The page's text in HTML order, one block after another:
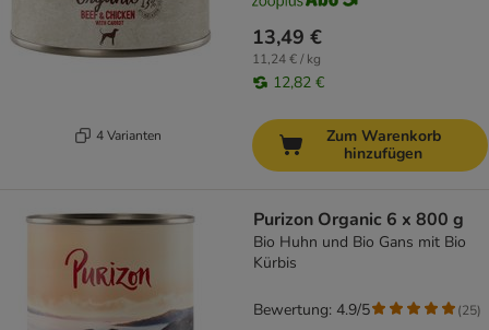
4 Varianten
13,49 €
11,24 € / kg
12,82 €
Zum Warenkorb
hinzufügen
Purizon Organic 6 x 800 g
Bio Huhn und Bio Gans mit Bio
Kürbis
Bewertung: 4.9/5 (25)